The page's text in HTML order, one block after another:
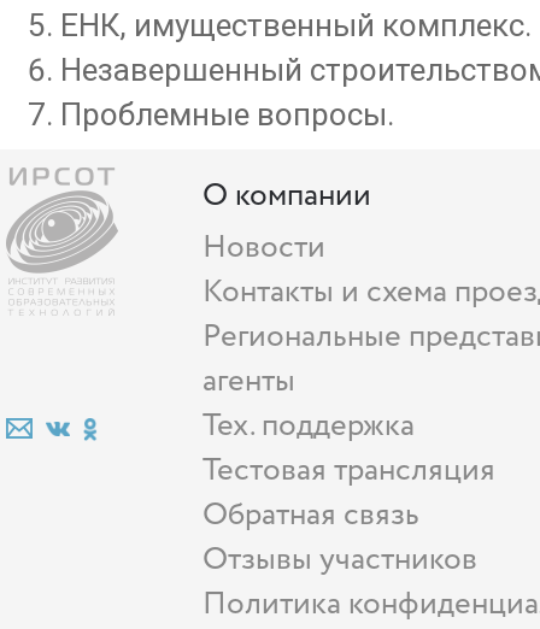
ЕНК, имущественный комплекс.
Незавершенный
Проблемные вопросы.
О компании
Новости
Контакты и схема
Региональные
агенты
Тех. поддержка
Тестовая трансляция
Обратная связь
Отзывы участников
Политика